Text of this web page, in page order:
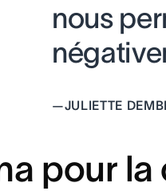
nous
—JULIETTE
pour